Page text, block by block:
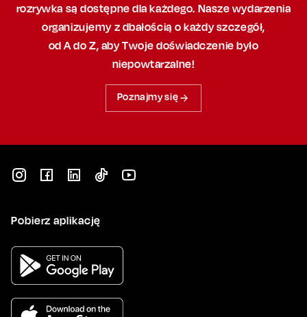
rozrywka są dostępne dla każdego. Nasze wydarzenia
organizujemy z dbałością o każdy szczegół,
od A do Z, abyTwoje doświadczenie było
niepowtarzalne!
Poznajmy się
Pobierz aplikację